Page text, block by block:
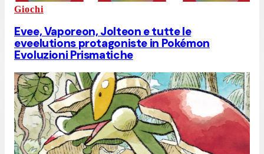
Giochi
Evee, Vaporeon, Jolteon e tutte le
eveelutions protagoniste in Pokémon
Evoluzioni Prismatiche